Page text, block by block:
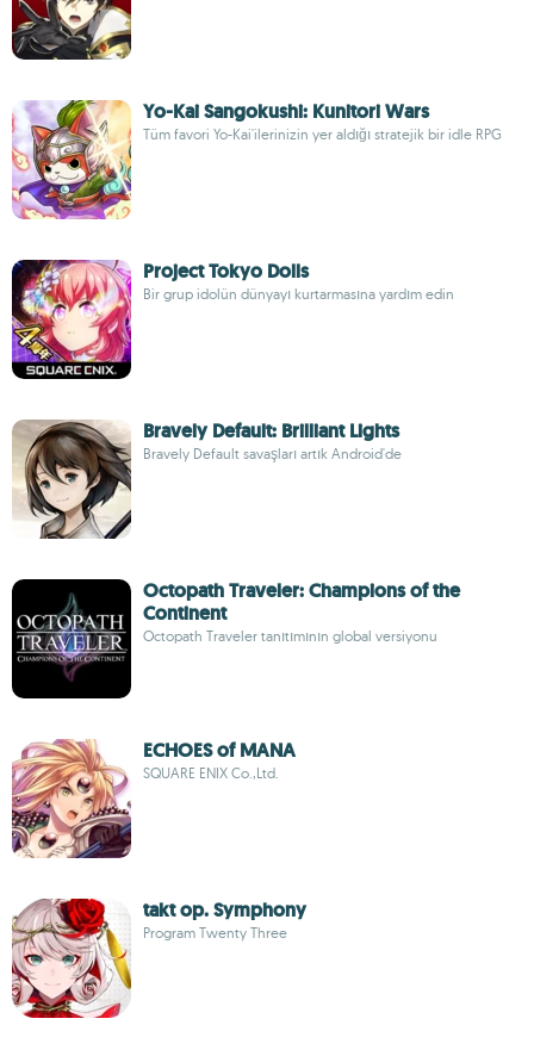
Yo-Kai Sangokushi: Kunitori Wars
Tüm favori Yo-Kai'ilerinizin yer aldığı stratejik bir idle RPG
Project Tokyo Dolls
Bir grup idolün dünyayı kurtarmasına yardım edin
Bravely Default: Brilliant Lights
Bravely Default savaşları artık Android'de
Octopath Traveler: Champions of the
Continent
Octopath Traveler tanıtımının global versiyonu
ECHOES of MANA
SQUARE ENIX Co.,Ltd.
takt op. Symphony
Program Twenty Three